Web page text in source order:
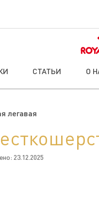
СТАТЬИ О
легавая
23.12.2025